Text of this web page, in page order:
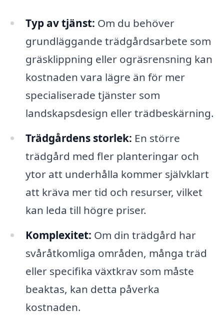
Typ av tjänst: Om du behöver
grundläggande trädgårdsarbete som
gräsklippning eller ogräsrensning kan
kostnaden vara lägre än för mer
specialiserade tjänster som
landskapsdesign eller trädbeskärning.
Trädgårdens storlek: En större
trädgård med fler planteringar och
ytor att underhålla kommer självklart
att kräva mer tid och resurser, vilket
kan leda till högre priser.
Komplexitet: Om din trädgård har
svåråtkomliga områden, många träd
eller specifika växtkrav som måste
beaktas, kan detta påverka
kostnaden.